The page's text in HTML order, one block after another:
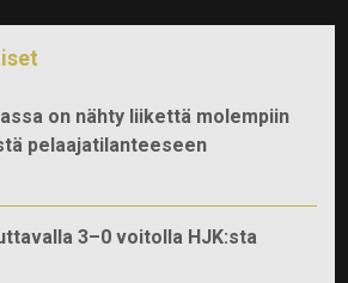
on nähty liikettä molempiin
pelaajatilanteeseen
3–0 voitolla HJK:sta